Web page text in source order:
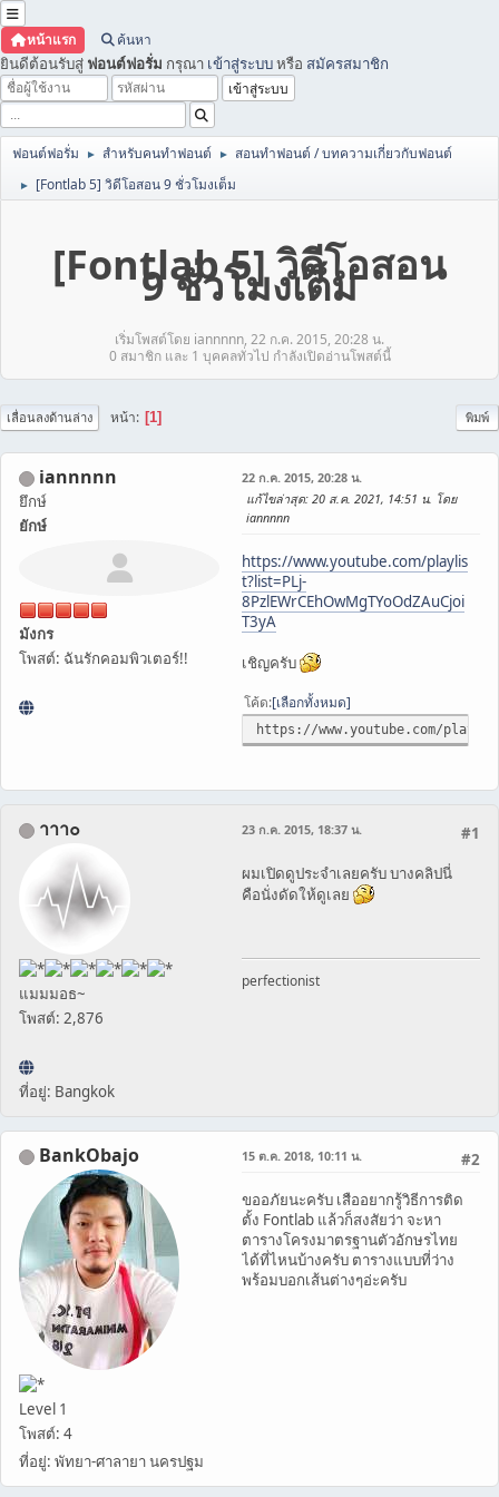
หน้าแรก ค้นหา
ยินดีต้อนรับสู่ ฟอนต์ฟอรั่ม กรุณา เข้าสู่ระบบหรือ สมัครสมาชิก
ฟอนต์ฟอรั่ม ► สำหรับคนทำฟอนต์ ► สอนทำฟอนต์ / บทความเกี่ยวกับฟอนต์
► [Fontlab 5] วิดีโอสอน 9 ชั่วโมงเต็ม
[Fontlab 5] วิดีโอสอน
9 ชั่วโมงเต็ม
เริ่มโพสต์โดย iannnnn, 22 ก.ค. 2015, 20:28 น.
0 สมาชิก และ 1 บุคคลทั่วไป กำลังเปิดอ่านโพสต์นี้
พิมพ์
เลื่อนลงด้านล่าง หน้า 1
iannnnn
ยึกษ์
ยักษ์
มังกร
โพสต์: ฉันรักคอมพิวเตอร์!!
22 ก.ค. 2015, 20:28 น.
แก้ไขล่าสุด: 20 ส.ค. 2021, 14:51 น. โดย
iannnnn
https://www.youtube.com/playlis
t?list=PLj-
8PzlEWrCEhOwMgTYoOdZAuCjoi
T3yA
เชิญครับ
โค้ด เลือกทั้งหมด
https://www.youtube.com/
าาา๐
แมมมอธ~
โพสต์: 2,876
ที่อยู่: Bangkok
#1
23 ก.ค. 2015, 18:37 น.
ผมเปิดดูประจำเลยครับ บางคลิปนี่
คือนั่งดัดให้ดูเลย
perfectionist
BankObajo
Level 1
โพสต์: 4
ที่อยู่: พัทยา-ศาลายา นครปฐม
#2
15 ต.ค. 2018, 10:11 น.
ขออภัยนะครับ เสืออยากรู้วิธีการติด
ตั้ง Fontlab แล้วก็สงสัยว่า จะหา
ตารางโครงมาตรฐานตัวอักษรไทย
ได้ที่ไหนบ้างครับ ตารางแบบที่ว่าง
พร้อมบอกเส้นต่างๆอ่ะครับ